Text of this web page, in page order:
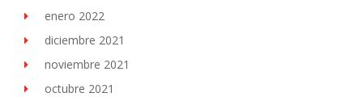
enero 2022
diciembre 2021
noviembre 2021
octubre 2021